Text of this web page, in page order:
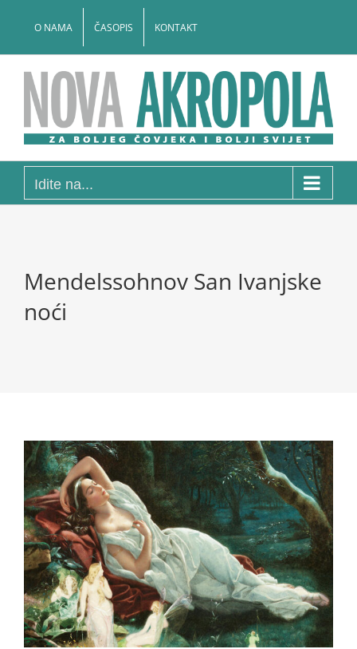
O NAMA ČASOPIS KONTAKT
Idite na...
Mendelssohnov San Ivanjske
noći